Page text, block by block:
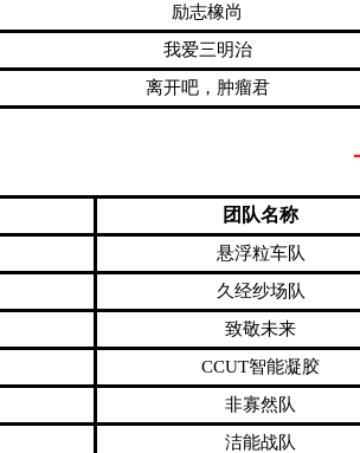
励志橡尚
我爱三明治
离开吧，肿瘤君
团队名称
悬浮粒车队
久经纱场队
致敬未来
CCUT智能凝胶
非寡然队
洁能战队